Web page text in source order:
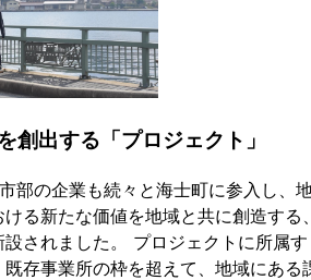
創出する「プロジェクト 」
部の企業も続々と海士町に参入し、
る新たな価値を地域と共に創造する
されました。
プロジェクトに所属す
存事業所の枠を超えて、地域にある